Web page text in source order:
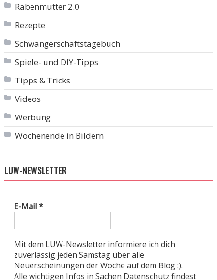
Rabenmutter 2.0
Rezepte
Schwangerschaftstagebuch
Spiele- und DIY-Tipps
Tipps & Tricks
Videos
Werbung
Wochenende in Bildern
LUW-NEWSLETTER
E-Mail*
Mit dem LUW-Newsletter informiere ich dich
zuverlässig jeden Samstag über alle
Neuerscheinungen der Woche auf dem Blog :).
Alle wichtigen Infos in Sachen Datenschutz findest